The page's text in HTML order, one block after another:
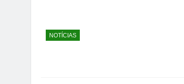
NOTÍCIAS